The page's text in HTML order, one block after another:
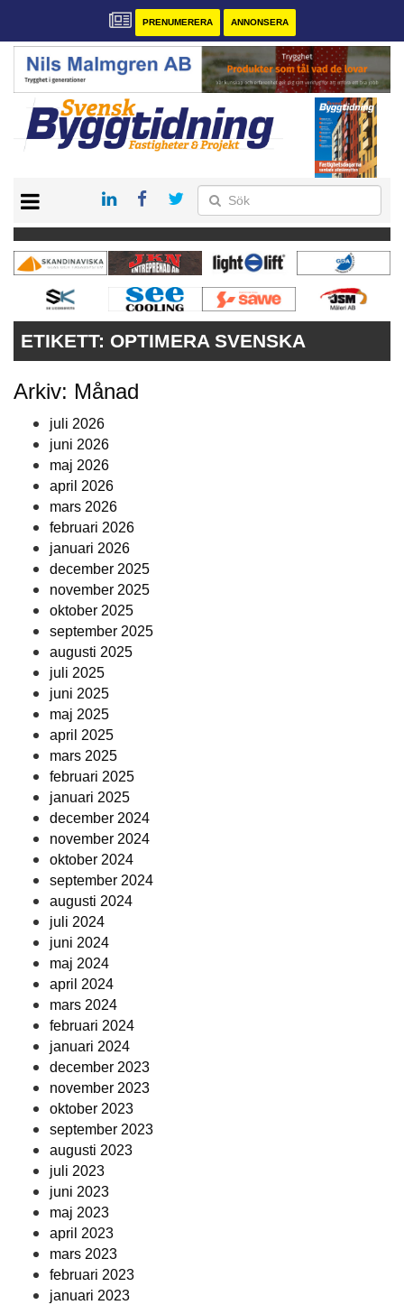
PRENUMERERA ANNONSERA
PRENUMERERA
VÅRA ANDRA MAGASIN
ANNONSERA
ETIKETT: OPTIMERA SVENSKA
Arkiv: Månad
juli 2026
juni 2026
maj 2026
april 2026
mars 2026
februari 2026
januari 2026
december 2025
november 2025
oktober 2025
september 2025
augusti 2025
juli 2025
juni 2025
maj 2025
april 2025
mars 2025
februari 2025
januari 2025
december 2024
november 2024
oktober 2024
september 2024
augusti 2024
juli 2024
juni 2024
maj 2024
april 2024
mars 2024
februari 2024
januari 2024
december 2023
november 2023
oktober 2023
september 2023
augusti 2023
juli 2023
juni 2023
maj 2023
april 2023
mars 2023
februari 2023
januari 2023